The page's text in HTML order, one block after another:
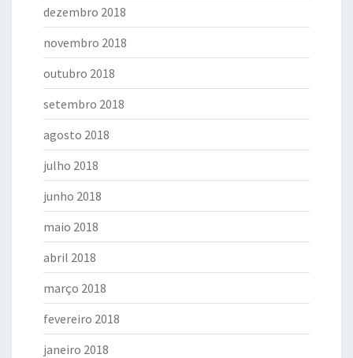
dezembro 2018
novembro 2018
outubro 2018
setembro 2018
agosto 2018
julho 2018
junho 2018
maio 2018
abril 2018
março 2018
fevereiro 2018
janeiro 2018